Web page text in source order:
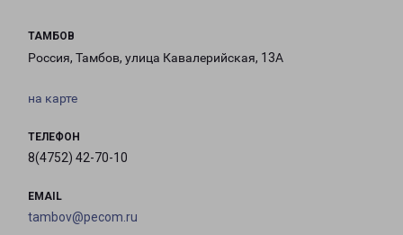
ТАМБОВ
Россия, Тамбов, улица Кавалерийская, 13А
на карте
ТЕЛЕФОН
8(4752) 42-70-10
EMAIL
tambov@pecom.ru